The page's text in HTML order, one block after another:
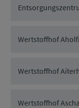
Wertstoffhof
Wertstoffhof
Wertstoffhof Ascha